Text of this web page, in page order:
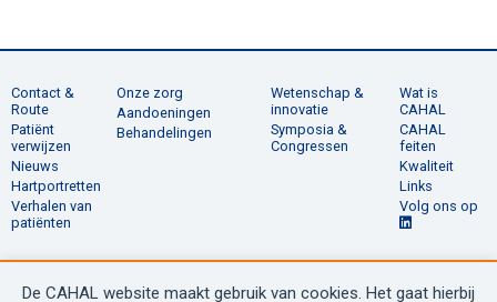
De CAHAL website maakt gebruik van cookies. Het gaat hierbij
Contact &
Route
Patiënt
verwijzen
Nieuws
Hartportretten
Verhalen van
patiënten
Onze zorg
Aandoeningen
Behandelingen
Wetenschap &
innovatie
Symposia &
Congressen
Wat is
CAHAL
CAHAL
feiten
Kwaliteit
Links
Volg ons op